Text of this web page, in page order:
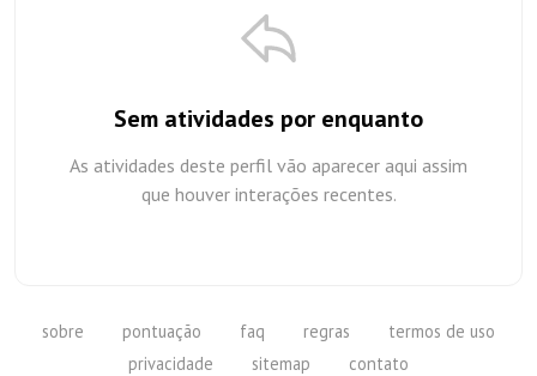
Sem atividades por enquanto
As atividades deste perfil vão aparecer aqui assim
que houver interações recentes.
sobre pontuação faq regras
termos de uso
privacidade
sitemap contato